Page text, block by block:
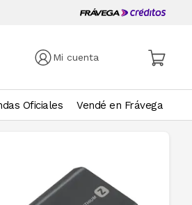
Mi cuenta
Oficiales Vendé en Frávega